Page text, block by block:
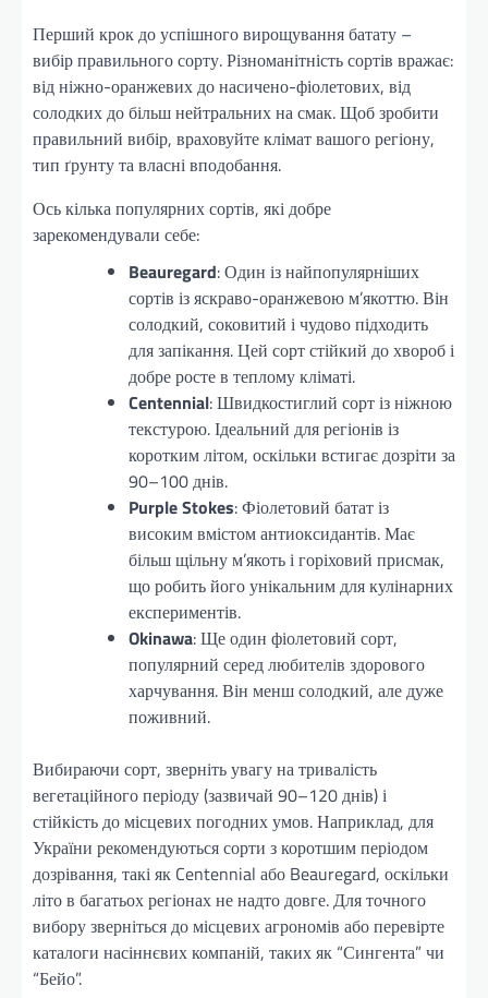
Перший крок до успішного вирощування батату –
вибір правильного сорту. Різноманітність сортів вражає:
від ніжно-оранжевих до насичено-фіолетових, від
солодких до більш нейтральних на смак. Щоб зробити
правильний вибір, враховуйте клімат вашого регіону,
тип ґрунту та власні вподобання.
Ось кілька популярних сортів, які добре
зарекомендували себе:
Beauregard: Один із найпопулярніших
сортів із яскраво-оранжевою м’якоттю. Він
солодкий, соковитий і чудово підходить
для запікання. Цей сорт стійкий до хвороб і
добре росте в теплому кліматі.
Centennial: Швидкостиглий сорт із ніжною
текстурою. Ідеальний для регіонів із
коротким літом, оскільки встигає дозріти за
90–100 днів.
Purple Stokes: Фіолетовий батат із
високим вмістом антиоксидантів. Має
більш щільну м’якоть і горіховий присмак,
що робить його унікальним для кулінарних
експериментів.
Okinawa: Ще один фіолетовий сорт,
популярний серед любителів здорового
харчування. Він менш солодкий, але дуже
поживний.
Вибираючи сорт, зверніть увагу на тривалість
вегетаційного періоду (зазвичай 90–120 днів) і
стійкість до місцевих погодних умов. Наприклад, для
України рекомендуються сорти з коротшим періодом
дозрівання, такі як Centennial або Beauregard, оскільки
літо в багатьох регіонах не надто довге. Для точного
вибору зверніться до місцевих агрономів або перевірте
каталоги насіннєвих компаній, таких як “Сингента” чи
“Бейо”.